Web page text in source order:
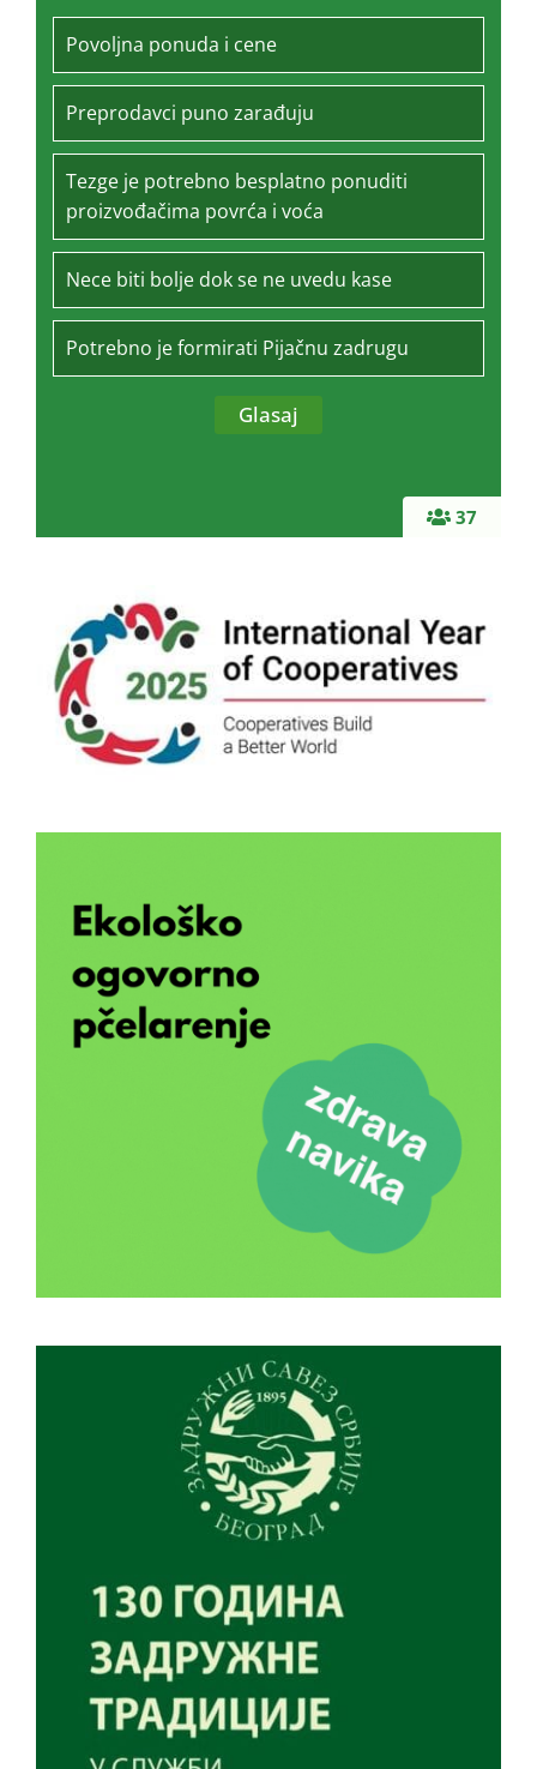
37
Povoljna ponuda i cene
Preprodavci puno zarađuju
Tezge je potrebno besplatno ponuditi
proizvođačima povrća i voća
Nece biti bolje dok se ne uvedu kase
Potrebno je formirati Pijačnu zadrugu